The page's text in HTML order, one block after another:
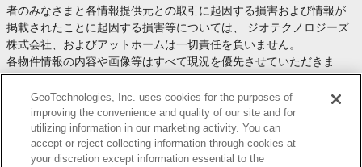
者のみなさまと各情報提供元との取引に起因する損害および情報が
掲載されたことに起因する損害等については、 ジオテクノロジーズ
株式会社、およびアットホームは一切責任を負いません。
各物件情報の内容や画像等はすべて現況を優先させていただきま
す。
お取引等（お取引の準備、資金調達等を含みます）の際には、内容
や契約条件等について、 各情報提供元より十分な説明を受け、ご自
身でご確認の上、判断してください。
このコーナーへの物件情報のご掲載、その他不動産業務ソリューシ
ョン等についての不動産会社様のお問合せはこちら
GeoTechnologies, Inc. uses cookies for the purposes of
improving the convenience and quality of our site and for
utilizing information in our marketing activity. You can
accept or reject collecting information through cookies at
your discretion except information essential to the